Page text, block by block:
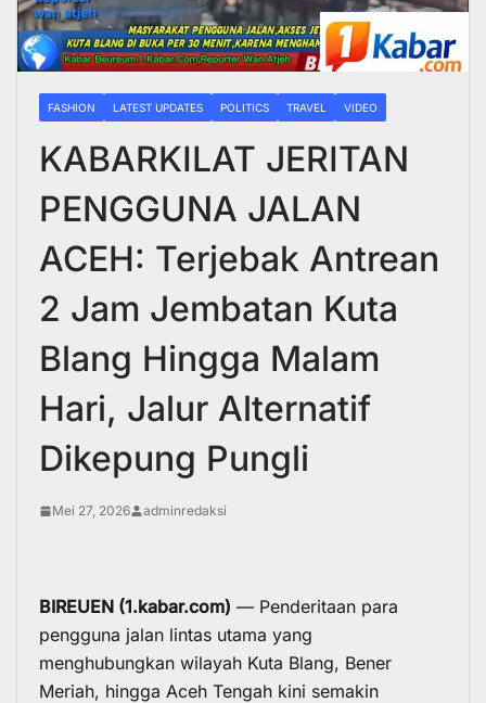
FASHION LATEST UPDATES POLITICS TRAVEL VIDEO
KABARKILAT JERITAN
PENGGUNA JALAN
ACEH: Terjebak Antrean
2 Jam Jembatan Kuta
Blang Hingga Malam
Hari, Jalur Alternatif
Dikepung Pungli
Mei 27, 2026 adminredaksi
BIREUEN (1.kabar.com) — Penderitaan para
pengguna jalan lintas utama yang
menghubungkan wilayah Kuta Blang, Bener
Meriah, hingga Aceh Tengah kini semakin